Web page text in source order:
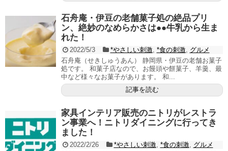
石舟庵・伊豆の老舗菓子処の絶品プリ
ン、絶妙のなめらかさは●●牛乳から生ま
れた！
2022/5/3 *やさしい刺激, *食の刺激, グルメ
石舟庵（せきしゅうあん） 静岡県・伊豆の老舗お菓子
処です。 和菓子店なので、お饅頭や餅菓子、羊羹、最
中など様々なお菓子があります。 和...
記事を読む
家具インテリア販売のニトリがレストラ
ン事業へ！ニトリダイニングに行ってき
ました！
2022/2/26 *やさしい刺激, *食の刺激, グルメ